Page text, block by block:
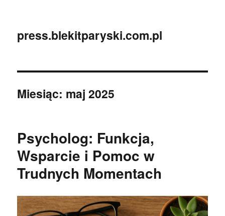
press.blekitparyski.com.pl
Miesiąc: maj 2025
Psycholog: Funkcja,
Wsparcie i Pomoc w
Trudnych Momentach